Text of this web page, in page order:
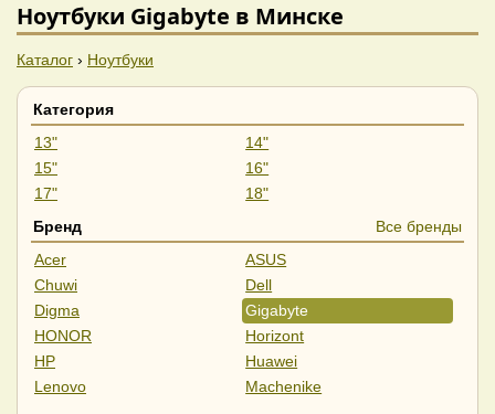
Ноутбуки Gigabyte в Минске
Каталог › Ноутбуки
Категория
13"
14"
15"
16"
17"
18"
Бренд
Все бренды
Acer
ASUS
Chuwi
Dell
Digma
Gigabyte
HONOR
Horizont
HP
Huawei
Lenovo
Machenike